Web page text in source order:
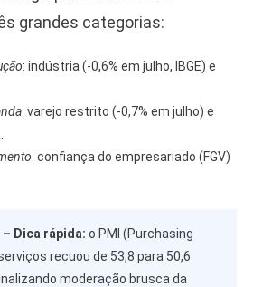
grandes categorias:
: indústria (-0,6% em julho, IBGE) e
: varejo restrito (-0,7% em julho) e
: confiança do empresariado (FGV)
Dica rápida: o PMI (Purchasing
recuou de 53,8 para 50,6
moderação brusca da